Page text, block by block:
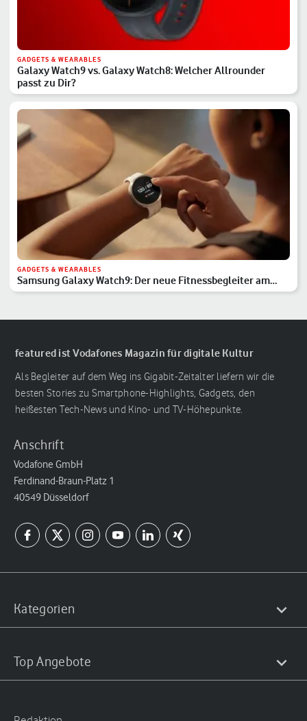
GADGETS & WEARABLES
Galaxy Watch9 vs. Galaxy Watch8: Welcher Allrounder
passt zu Dir?
GADGETS & WEARABLES
Samsung Galaxy Watch9: Der neue Fitnessbegleiter am
Handgelenk
featured ist Vodafones Magazin für digitale Kultur
Als Begleiter auf dem Weg ins Gigabit-Zeitalter liefern wir die
besten Stories zu Smartphone-Highlights, Gadgets, den
heißesten Tech-News und Kino- und TV-Höhepunkte.
Anschrift
Vodafone GmbH
Ferdinand-Braun-Platz 1
40549 Düsseldorf
Kategorien
Top Angebote